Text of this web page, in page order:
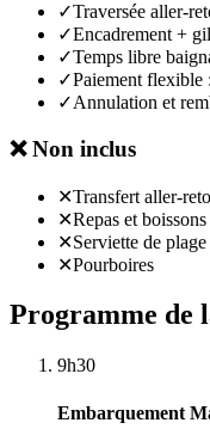
✓Traversée aller-
✓Encadrement +
✓Temps libre
✓Paiement flexible
✓Annulation et
❌Non inclus
✕Transfert aller-
✕Repas et boissons
✕Serviette de plage
✕Pourboires
Programme de
9h30
Embarquement